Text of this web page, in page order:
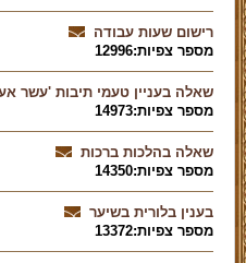
רישום שעות עבודה
מספר צפיות:12996
שאלה בעניין טעמי תיבות 'עשר
מספר צפיות:14973
שאלה בהלכות ברכות
מספר צפיות:14350
בענין בלורית בשיער
מספר צפיות:13372